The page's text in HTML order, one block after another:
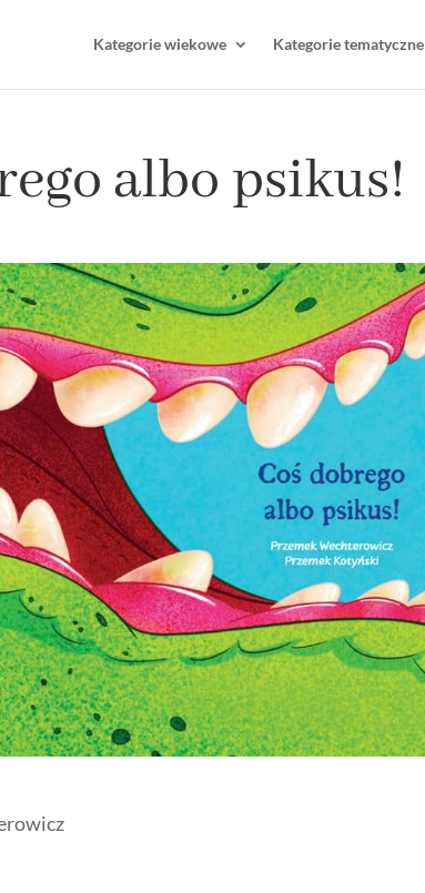
Kategorie wiekowe Kategorie tematyczne
albo psikus!